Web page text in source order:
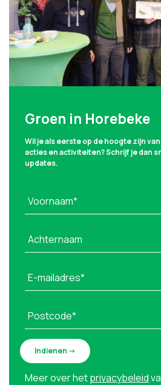
Groen in Horebeke
Wil je als eerste op de hoogte zijn
acties en activiteiten? Schrijf je dan
updates.
Voornaam*
Achternaam
E-mailadres*
Postcode*
Meer over hetprivacybeleid